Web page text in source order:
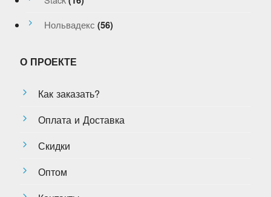
Нольвадекс (56)
О ПРОЕКТЕ
Как заказать?
Оплата и Доставка
Скидки
Оптом